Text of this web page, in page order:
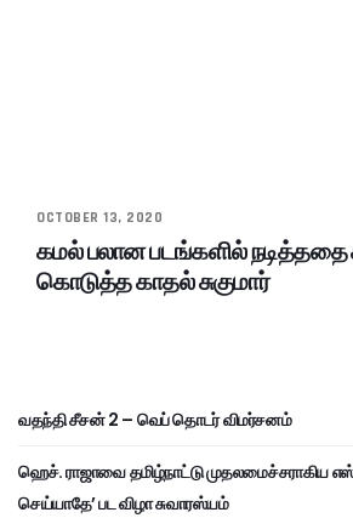
OCTOBER 13, 2020
கமல் பலான படங்களில் நடித்ததை
கொடுத்த காதல் சுகுமார்
வதந்தி சீசன் 2 – வெப் தொடர் விமர்சனம்
ஹெச். ராஜாவை தமிழ்நாட்டு முதலமைச்சராகிய
செய்யாதே’ பட விழா சுவாரஸ்யம்